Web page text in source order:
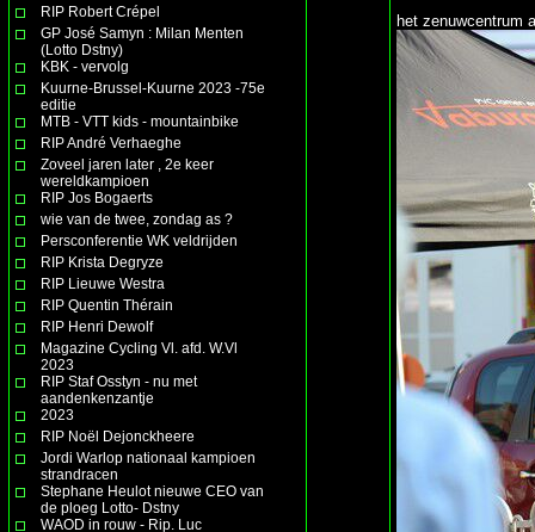
RIP Robert Crépel
GP José Samyn : Milan Menten
(Lotto Dstny)
KBK - vervolg
Kuurne-Brussel-Kuurne 2023 -75e
editie
MTB - VTT kids - mountainbike
RIP André Verhaeghe
Zoveel jaren later , 2e keer
wereldkampioen
RIP Jos Bogaerts
wie van de twee, zondag as ?
Persconferentie WK veldrijden
RIP Krista Degryze
RIP Lieuwe Westra
RIP Quentin Thérain
RIP Henri Dewolf
Magazine Cycling Vl. afd. W.Vl
2023
RIP Staf Osstyn - nu met
aandenkenzantje
2023
RIP Noël Dejonckheere
Jordi Warlop nationaal kampioen
strandracen
Stephane Heulot nieuwe CEO van
de ploeg Lotto- Dstny
WAOD in rouw - Rip. Luc
het zenuwcentrum